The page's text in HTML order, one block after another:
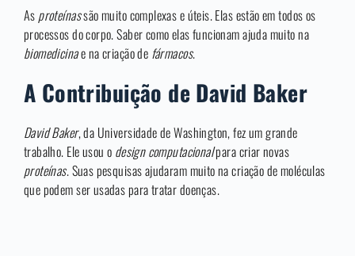
As proteínassão muito complexas e úteis. Elas estão em todos os
processos do corpo. Saber como elas funcionam ajuda muito na
biomedicinae na criação de fármacos.
A Contribuição de David Baker
David Baker, da Universidade de Washington, fez um grande
trabalho. Ele usou o design computacionalpara criar novas
proteínas. Suas pesquisas ajudaram muito na criação de moléculas
que podem ser usadas para tratar doenças.